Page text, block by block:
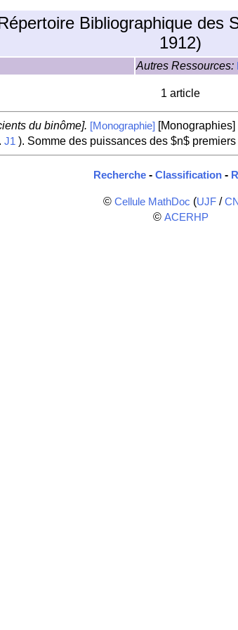
Bibliographique des
1912)
Autres Ressources:
1 article
du binôme]. [Monographie] [Monographies]
J1 ). Somme des puissances des $n$
Recherche - Classification -
© Cellule MathDoc (UJF/
© ACERHP